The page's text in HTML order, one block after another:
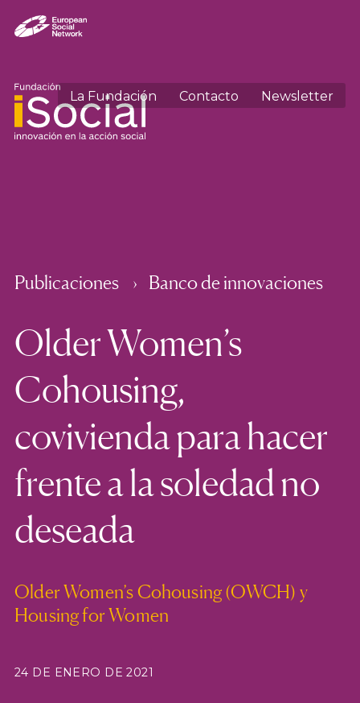
La Fundación Contacto Newsletter
Publicaciones Banco de innovaciones
Older Women’s
Cohousing,
covivienda para hacer
frente a la soledad no
deseada
Older Women’s Cohousing (OWCH) y
Housing for Women
24 DE ENERO DE 2021